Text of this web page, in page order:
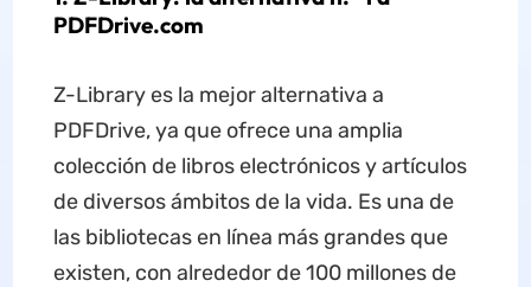
PDFDrive.com
Z-Library es la mejor alternativa a
PDFDrive, ya que ofrece una amplia
colección de libros electrónicos y artículos
de diversos ámbitos de la vida. Es una de
las bibliotecas en línea más grandes que
existen, con alrededor de 100 millones de